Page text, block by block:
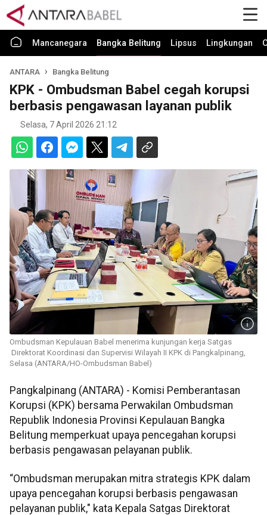
Mancanegara Bangka Belitung Lipsus Lingkungan
ANTARA Bangka Belitung
KPK - Ombudsman Babel cegah korupsi
berbasis pengawasan layanan publik
Selasa, 7 April 2026 21:12
Ombudsman Kepulauan Babel menerima kunjungan kerja Satgas
Direktorat Koordinasi dan Supervisi Wilayah II KPK di Pangkalpinang,
Selasa (ANTARA/HO-Ombudsman Babel)
Pangkalpinang (ANTARA) - Komisi Pemberantasan
Korupsi (KPK) bersama Perwakilan Ombudsman
Republik Indonesia Provinsi Kepulauan Bangka
Belitung memperkuat upaya pencegahan korupsi
berbasis pengawasan pelayanan publik.
“Ombudsman merupakan mitra strategis KPK dalam
upaya pencegahan korupsi berbasis pengawasan
pelayanan publik," kata Kepala Satgas Direktorat